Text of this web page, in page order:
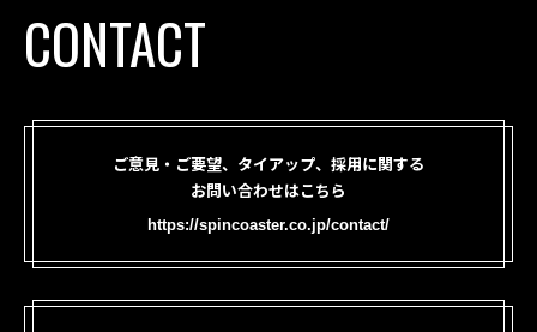
CONTACT
ご意見・ご要望、タイアップ、採用に関する
お問い合わせはこちら
https://spincoaster.co.jp/contact/